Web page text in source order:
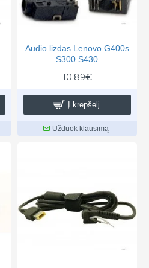
Audio lizdas Lenovo G400s
S300 S430
10.89€
Į krepšelį
Užduok klausimą